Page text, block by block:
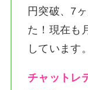
円突破、7
た！ 現在も
しています。
チャットレ